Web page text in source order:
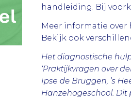
handleiding. Bij
Meer informatie
Bekijk ook
Het diagnostische
‘Praktijkvragen over
Ipse de Bruggen, ’s
Hanzehogeschool.